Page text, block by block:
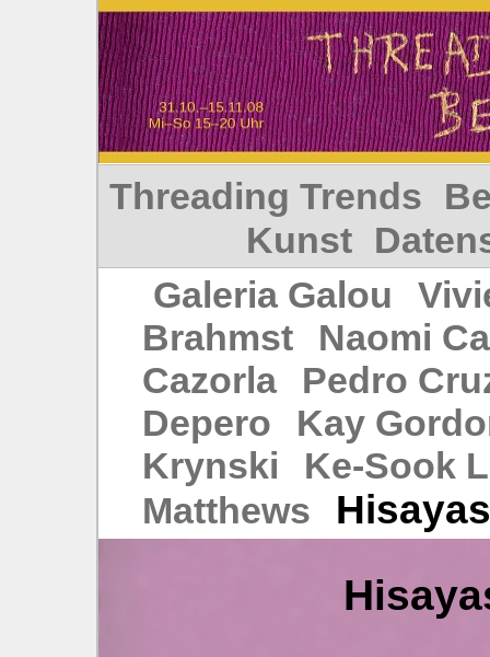
Threading Trends
Kunst
Galeria Galou
Brahmst
Naomi
Cazorla
Pedro
Depero
Kay
Krynski
Ke‑Sook
Matthews